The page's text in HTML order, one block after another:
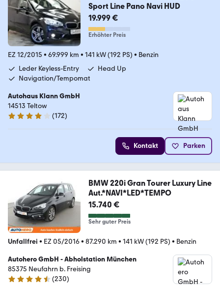
Sport Line Pano Navi HUD
19.999 €
Erhöhter Preis
EZ 12/2015 • 69.999 km • 141 kW (192 PS) • Benzin
Leder Keyless-Entry
Head Up
Navigation/Tempomat
Autohaus Klann GmbH
14513 Teltow
4 Sterne
(172)
Kontakt Parken
BMW 220i Gran Tourer Luxury Line
Aut.*NAVI*LED*TEMPO
15.740 €
Sehr guter Preis
Unfallfrei • EZ 05/2016• 87.290 km • 141 kW (192 PS) • Benzin
Autohero GmbH - Abholstation München
85375 Neufahrn b. Freising
4.4 Sterne
(230)